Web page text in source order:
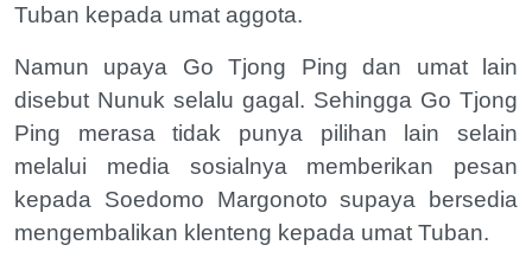
Tuban kepada umat aggota.
Namun upaya Go Tjong Ping dan umat lain
disebut Nunuk selalu gagal. Sehingga Go Tjong
Ping merasa tidak punya pilihan lain selain
melalui media sosialnya memberikan pesan
kepada Soedomo Margonoto supaya bersedia
mengembalikan klenteng kepada umat Tuban.